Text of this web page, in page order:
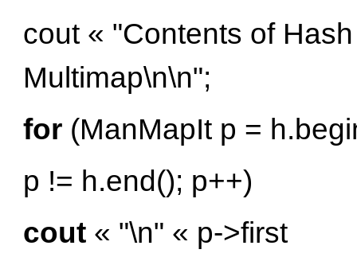
cout « "Contents of Hash
Multimap\n\n";
for (ManMapIt p =
p != h.end(); p++)
cout « "\n" « p->first